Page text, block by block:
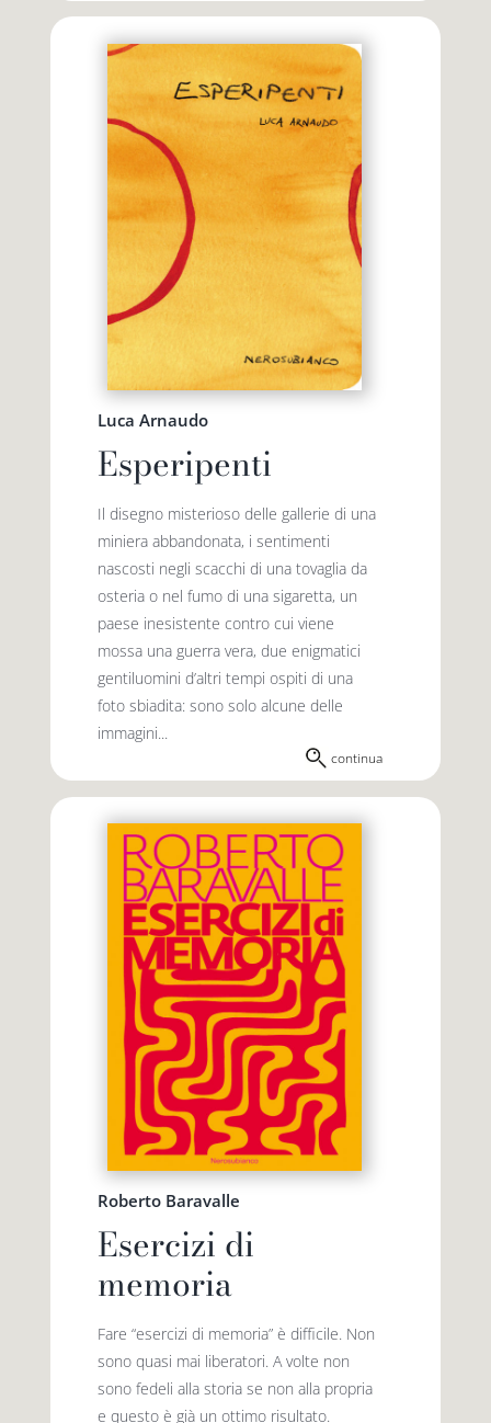
Luca Arnaudo
Esperipenti
Il disegno misterioso delle gallerie di una
miniera abbandonata, i sentimenti
nascosti negli scacchi di una tovaglia da
osteria o nel fumo di una sigaretta, un
paese inesistente contro cui viene
mossa una guerra vera, due enigmatici
gentiluomini d’altri tempi ospiti di una
foto sbiadita: sono solo alcune delle
immagini...
continua
Roberto Baravalle
Esercizi di
memoria
Fare “esercizi di memoria” è difficile. Non
sono quasi mai liberatori. A volte non
sono fedeli alla storia se non alla propria
e questo è già un ottimo risultato.